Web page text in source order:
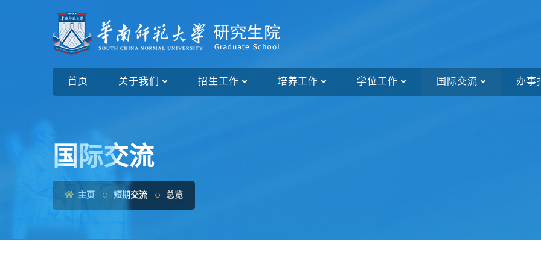
首页 关于我们 招生工作 培养工作 学位工作 国际交流 办事
国际交流
主页 短期交流 总览